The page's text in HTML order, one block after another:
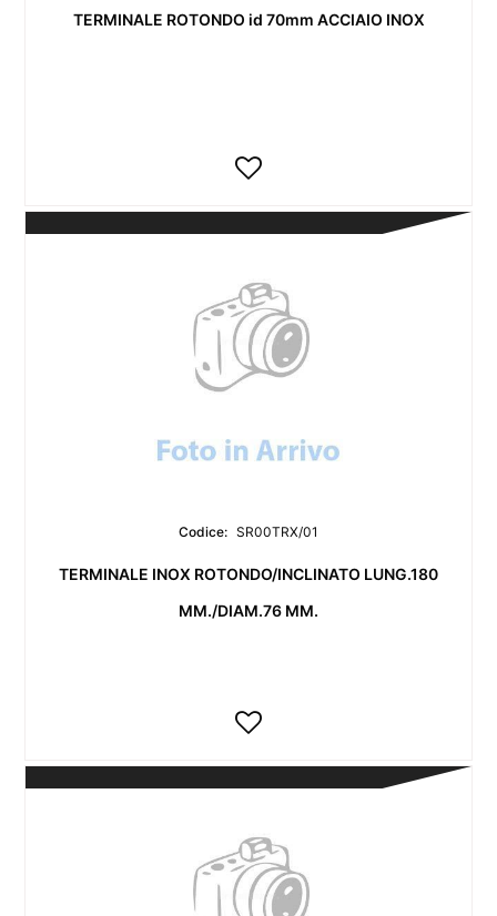
TERMINALE ROTONDO id 70mm ACCIAIO INOX
Codice: SR00TRX/01
TERMINALE INOX ROTONDO/INCLINATO LUNG.180
MM./DIAM.76 MM.